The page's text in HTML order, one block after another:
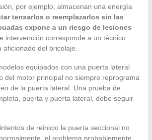
por ejemplo, almacenan una energía
tensarlos o reemplazarlos sin las
expone a un riesgo de lesiones
intervención corresponde a un técnico
aficionado del bricolaje.
equipados con una puerta lateral
del motor principal no siempre reprograma
de la puerta lateral. Una prueba de
puerta y puerta lateral, debe seguir
de reinicio la puerta seccional no
el problema probablemente